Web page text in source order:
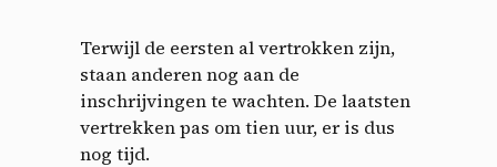
Terwijl de eersten al vertrokken zijn,
staan anderen nog aan de
inschrijvingen te wachten. De laatsten
vertrekken pas om tien uur, er is dus
nog tijd.